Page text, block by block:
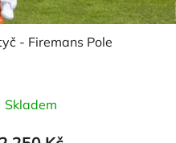
- Firemans Pole
hodnocení
produktu
Skladem